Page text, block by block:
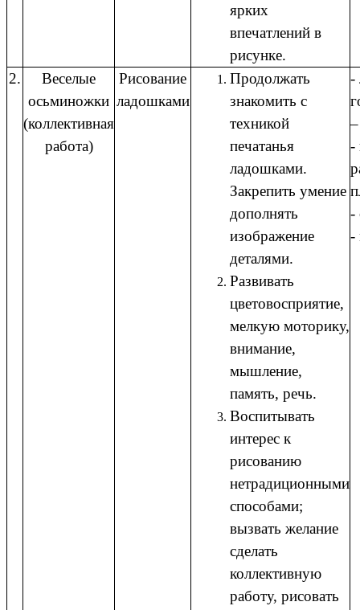
ярких
впечатлений в
рисунке.
2.
Веселые
осьминожки
(коллективная
работа)
Рисование
ладошками
Продолжать
знакомить с
техникой
печатанья
ладошками.
Закрепить умение
дополнять
изображение
деталями.
Развивать
цветовосприятие,
мелкую моторику,
внимание,
мышление,
память, речь.
Воспитывать
интерес к
рисованию
нетрадиционными
способами;
вызвать желание
сделать
коллективную
работу, рисовать
-
-
-
-